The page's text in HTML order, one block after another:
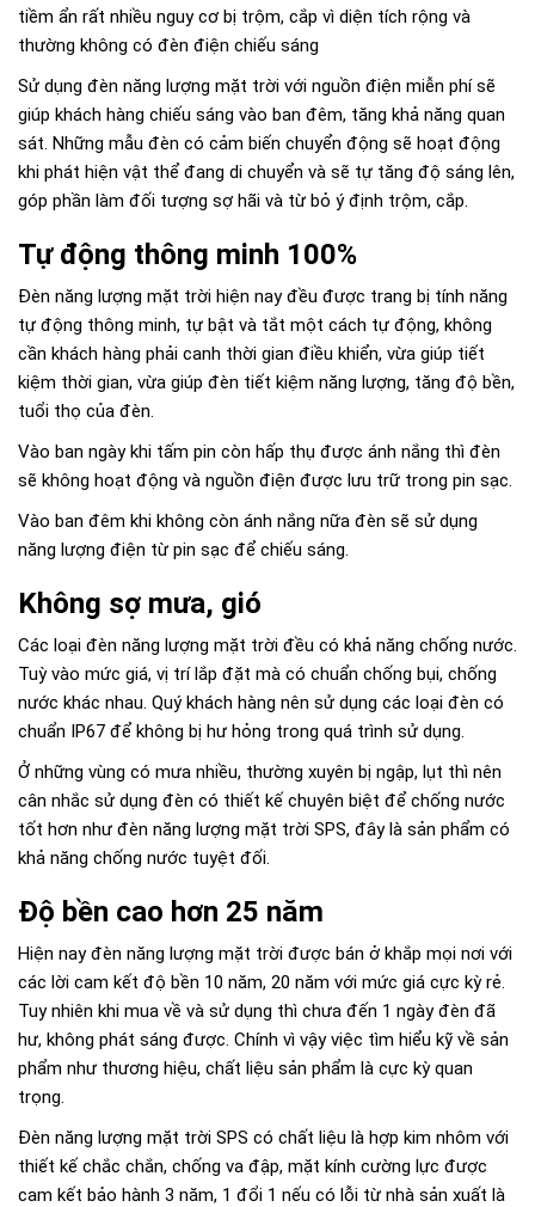
tiềm ẩn rất nhiều nguy cơ bị trộm, cắp vì diện tích rộng và
thường không có đèn điện chiếu sáng
Sử dụng đèn năng lượng mặt trời với nguồn điện miễn phí sẽ
giúp khách hàng chiếu sáng vào ban đêm, tăng khả năng quan
sát. Những mẫu đèn có cảm biến chuyển động sẽ hoạt động
khi phát hiện vật thể đang di chuyển và sẽ tự tăng độ sáng lên,
góp phần làm đối tượng sợ hãi và từ bỏ ý định trộm, cắp.
Tự động thông minh 100%
Đèn năng lượng mặt trời hiện nay đều được trang bị tính năng
tự động thông minh, tự bật và tắt một cách tự động, không
cần khách hàng phải canh thời gian điều khiển, vừa giúp tiết
kiệm thời gian, vừa giúp đèn tiết kiệm năng lượng, tăng độ bền,
tuổi thọ của đèn.
Vào ban ngày khi tấm pin còn hấp thụ được ánh nắng thì đèn
sẽ không hoạt động và nguồn điện được lưu trữ trong pin sạc.
Vào ban đêm khi không còn ánh nắng nữa đèn sẽ sử dụng
năng lượng điện từ pin sạc để chiếu sáng.
Không sợ mưa, gió
Các loại đèn năng lượng mặt trời đều có khả năng chống nước.
Tuỳ vào mức giá, vị trí lắp đặt mà có chuẩn chống bụi, chống
nước khác nhau. Quý khách hàng nên sử dụng các loại đèn có
chuẩn IP67 để không bị hư hỏng trong quá trình sử dụng.
Ở những vùng có mưa nhiều, thường xuyên bị ngập, lụt thì nên
cân nhắc sử dụng đèn có thiết kế chuyên biệt để chống nước
tốt hơn như đèn năng lượng mặt trời SPS, đây là sản phẩm có
khả năng chống nước tuyệt đối.
Độ bền cao hơn 25 năm
Hiện nay đèn năng lượng mặt trời được bán ở khắp mọi nơi với
các lời cam kết độ bền 10 năm, 20 năm với mức giá cực kỳ rẻ.
Tuy nhiên khi mua về và sử dụng thì chưa đến 1 ngày đèn đã
hư, không phát sáng được. Chính vì vậy việc tìm hiểu kỹ về sản
phẩm như thương hiệu, chất liệu sản phẩm là cực kỳ quan
trọng.
Đèn năng lượng mặt trời SPS có chất liệu là hợp kim nhôm với
thiết kế chắc chắn, chống va đập, mặt kính cường lực được
cam kết bảo hành 3 năm, 1 đổi 1 nếu có lỗi từ nhà sản xuất là